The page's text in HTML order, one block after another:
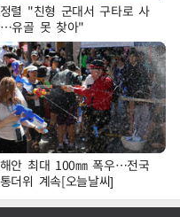
렬 "친형 군대서 구타로 사
유골 못 찾아"
안 최대 100㎜ 폭우…전국
더위 계속[오늘날씨]